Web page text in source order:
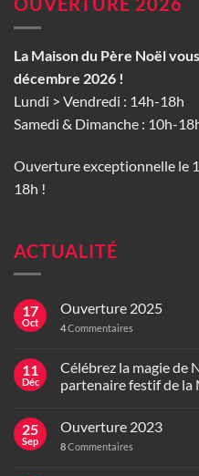
La Maison du Père Noël
décembre 2026 !
Lundi > Vendredi : 14h-18h
Samedi & Dimanche : 10h-
Ouverture exceptionnelle le
18h !
ACTUALITÉ
17
Oct
Ouverture 2025
4Commentaires
11
Déc
Célébrez la magie de
partenaire festif de la
25
Sep
Ouverture 2023
8Commentaires